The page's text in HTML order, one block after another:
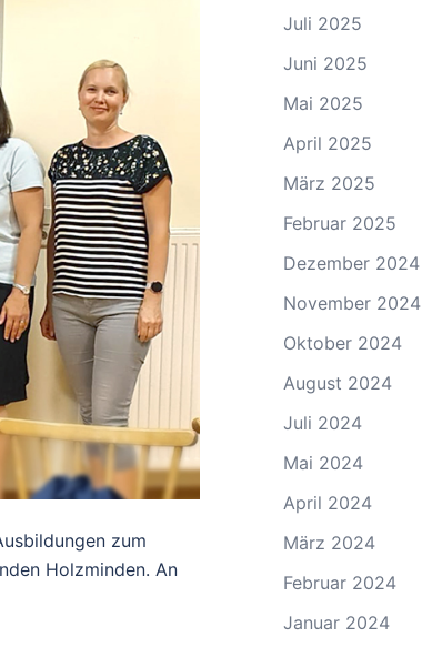
zum
Holzminden. An
Juli 2025
Juni 2025
Mai 2025
April 2025
März 2025
Februar 2025
Dezember 2024
November 2024
Oktober 2024
August 2024
Juli 2024
Mai 2024
April 2024
März 2024
Februar 2024
Januar 2024